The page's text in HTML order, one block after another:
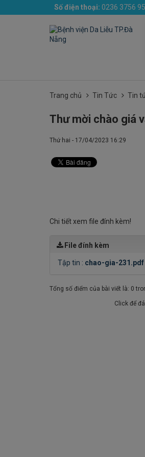
Số điện thoại: 0236 3756
Trang chủ Tin Tức Tin
Thư mời chào giá
Thứ hai - 17/04/2023 16:29
Chi tiết xem file đính kèm!
File đính kèm
Tập tin : chao-gia-231.pdf
Tổng số điểm của bài viết là: 0
Click để